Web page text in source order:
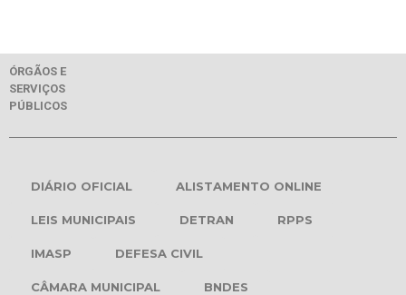
ÓRGÃOS E
SERVIÇOS
PÚBLICOS
DIÁRIO OFICIAL ALISTAMENTO ONLINE
LEIS MUNICIPAIS DETRAN RPPS
IMASP DEFESA CIVIL
CÂMARA MUNICIPAL BNDES